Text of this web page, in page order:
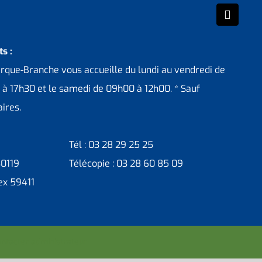
:
Branche vous accueille du lundi au vendredi de
17h30 et le samedi de 09h00 à 12h00. * Sauf
59411
Tél : 03 28 29 25 25
Télécopie : 03 28 60 85 09